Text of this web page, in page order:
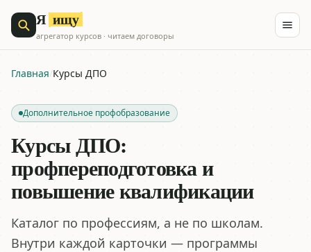
Я ищу
агрегатор курсов · читаем договоры
Главная/Курсы ДПО
Дополнительное профобразование
Курсы ДПО:
профпереподготовка и
повышение квалификации
Каталог по профессиям, а не по школам.
Внутри каждой карточки — программы